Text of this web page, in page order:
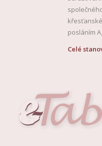
posláním
Celé